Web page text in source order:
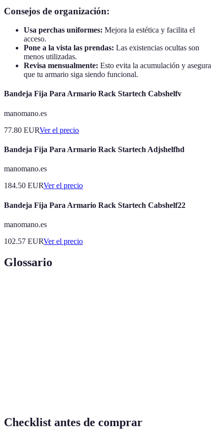
Consejos de organización:
Usa perchas uniformes: Mejora la estética y facilita el
acceso.
Pone a la vista las prendas: Las existencias ocultas son
menos utilizadas.
Revisa mensualmente: Esto evita la acumulación y asegura
que tu armario siga siendo funcional.
Bandeja Fija Para Armario Rack Startech Cabshelfv
manomano.es
77.80 EURVer el precio
Bandeja Fija Para Armario Rack Startech Adjshelfhd
manomano.es
184.50 EURVer el precio
Bandeja Fija Para Armario Rack Startech Cabshelf22
manomano.es
102.57 EURVer el precio
Glossario
Checklist antes de comprar